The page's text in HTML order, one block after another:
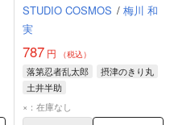
STUDIO COSMOS / 梅川 和
実
787円 （税込）
落第忍者乱太郎
摂津のきり丸
土井半助
×：在庫なし